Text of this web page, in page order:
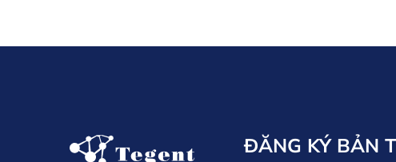
ĐĂNG KÝ BẢN